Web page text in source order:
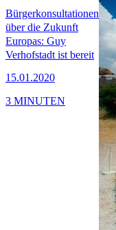
Bürgerkonsultationen
über die Zukunft
Europas: Guy
Verhofstadt ist bereit
15.01.2020
3 MINUTEN